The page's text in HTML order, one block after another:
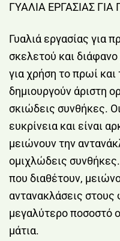
ΓΥΑΛΙΑ ΕΡΓΑΣΙΑΣ
Γυαλιά εργασίας για
σκελετού και
για χρήση το πρωί
δημιουργούν άριστη
σκιώδεις συνθήκες.
ευκρίνεια και είναι
μειώνουν την
ομιχλώδεις
που διαθέτουν,
αντανακλάσεις στους
μεγαλύτερο ποσοστό
μάτια.